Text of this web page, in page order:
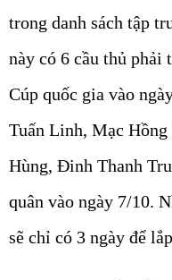
trong danh sách tập
này có 6 cầu thủ phải
Cúp quốc gia vào
Tuấn Linh, Mạc
Hùng, Đinh Thanh
quân vào ngày 7/10.
sẽ chỉ có 3 ngày để